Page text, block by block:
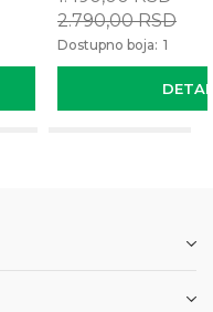
2.790,00RSD
Dostupno boja: 1